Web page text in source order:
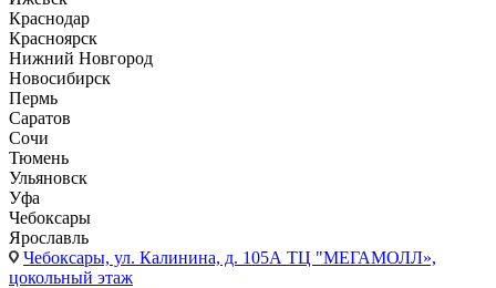
Краснодар
Красноярск
Нижний Новгород
Новосибирск
Пермь
Саратов
Сочи
Тюмень
Ульяновск
Уфа
Чебоксары
Ярославль
Чебоксары, ул. Калинина, д. 105А ТЦ "МЕГАМОЛЛ»,
цокольный этаж